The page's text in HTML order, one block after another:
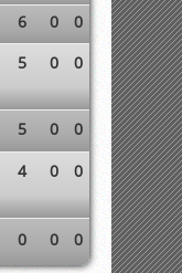
6 0
0
5 0 0
5 0
0
4 0 0
0 0 0